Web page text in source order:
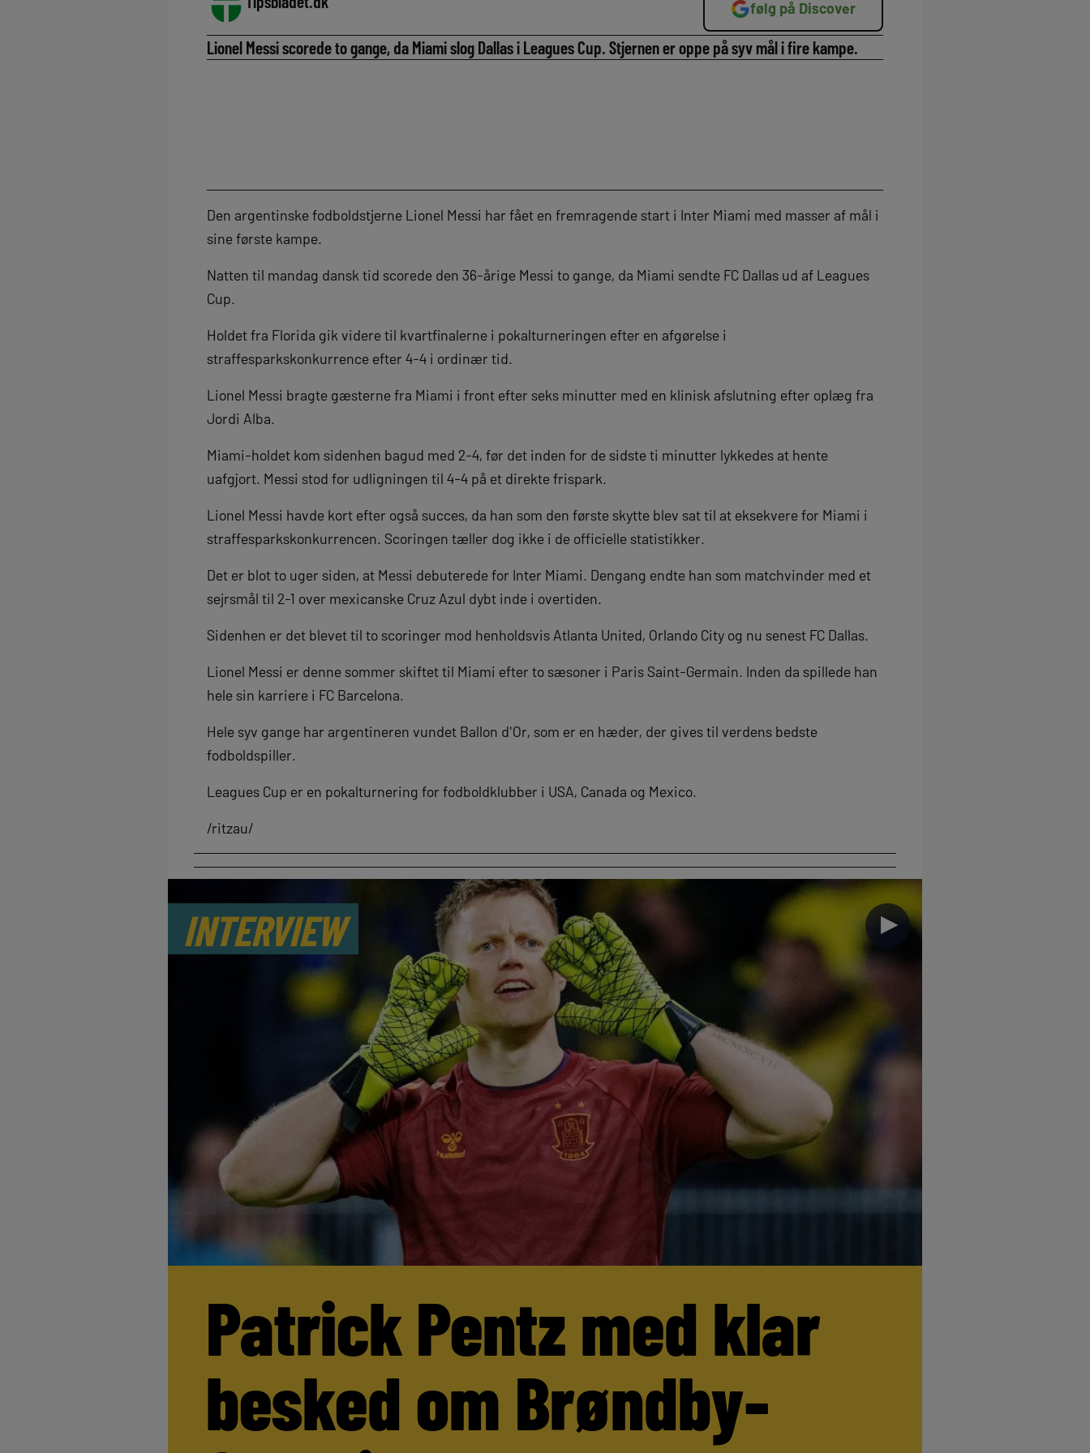
følg på Discover
Lionel Messi scorede to gange, da Miami slog Dallas i Leagues Cup. Stjernen er oppe på syv mål i fire kampe.
Den argentinske fodboldstjerne Lionel Messi har fået en fremragende start i Inter Miami med masser af mål i
sine første kampe.
Natten til mandag dansk tid scorede den 36-årige Messi to gange, da Miami sendte FC Dallas ud af Leagues
Cup.
Holdet fra Florida gik videre til kvartfinalerne i pokalturneringen efter en afgørelse i
straffesparkskonkurrence efter 4-4 i ordinær tid.
Lionel Messi bragte gæsterne fra Miami i front efter seks minutter med en klinisk afslutning efter oplæg fra
Jordi Alba.
Miami-holdet kom sidenhen bagud med 2-4, før det inden for de sidste ti minutter lykkedes at hente
uafgjort. Messi stod for udligningen til 4-4 på et direkte frispark.
Lionel Messi havde kort efter også succes, da han som den første skytte blev sat til at eksekvere for Miami i
straffesparkskonkurrencen. Scoringen tæller dog ikke i de officielle statistikker.
Det er blot to uger siden, at Messi debuterede for Inter Miami. Dengang endte han som matchvinder med et
sejrsmål til 2-1 over mexicanske Cruz Azul dybt inde i overtiden.
Sidenhen er det blevet til to scoringer mod henholdsvis Atlanta United, Orlando City og nu senest FC Dallas.
Lionel Messi er denne sommer skiftet til Miami efter to sæsoner i Paris Saint-Germain. Inden da spillede han
hele sin karriere i FC Barcelona.
Hele syv gange har argentineren vundet Ballon d'Or, som er en hæder, der gives til verdens bedste
fodboldspiller.
Leagues Cup er en pokalturnering for fodboldklubber i USA, Canada og Mexico.
/ritzau/
INTERVIEW ►
Patrick Pentz med klar
besked om Brøndby-